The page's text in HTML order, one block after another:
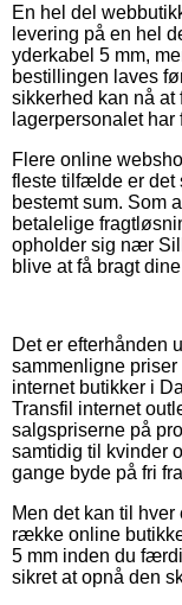
En hel del
levering på en hel
yderkabel 5 mm,
bestillingen laves
sikkerhed kan nå at
lagerpersonalet har
Flere online
fleste tilfælde er det
bestemt sum. Som
betalelige
opholder sig nær
blive at få bragt
Det er efterhånden
sammenligne
internet butikker i
Transfil internet
salgspriserne på
samtidig til kvinder
gange byde på fri
Men det kan til
række online
5 mm inden du
sikret at opnå den